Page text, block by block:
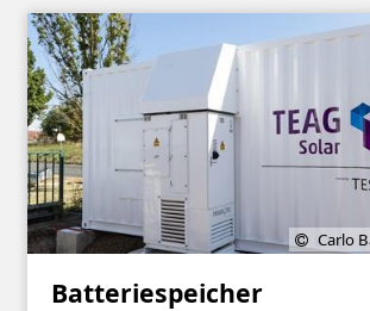
Carlo
Batteriespeicher